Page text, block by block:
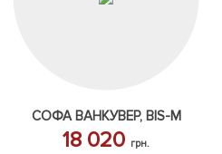
СОФА ВАНКУВЕР, BIS-M
18 020 грн.